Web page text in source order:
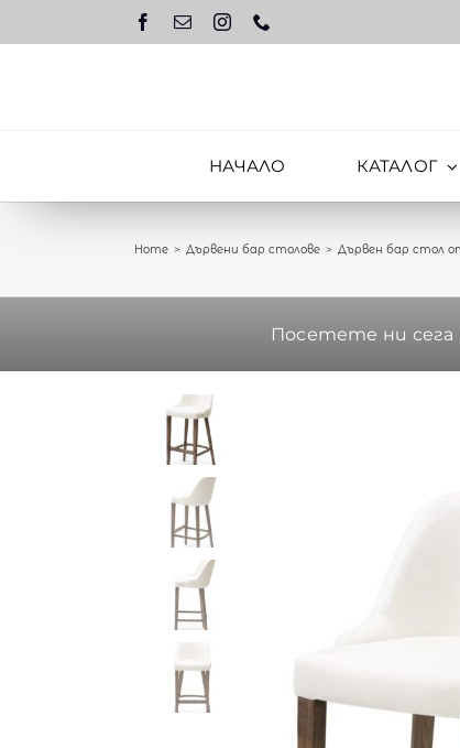
НАЧАЛО КАТАЛОГ
Home Дървени бар столове Дървен бар стол
Посетете ни сега